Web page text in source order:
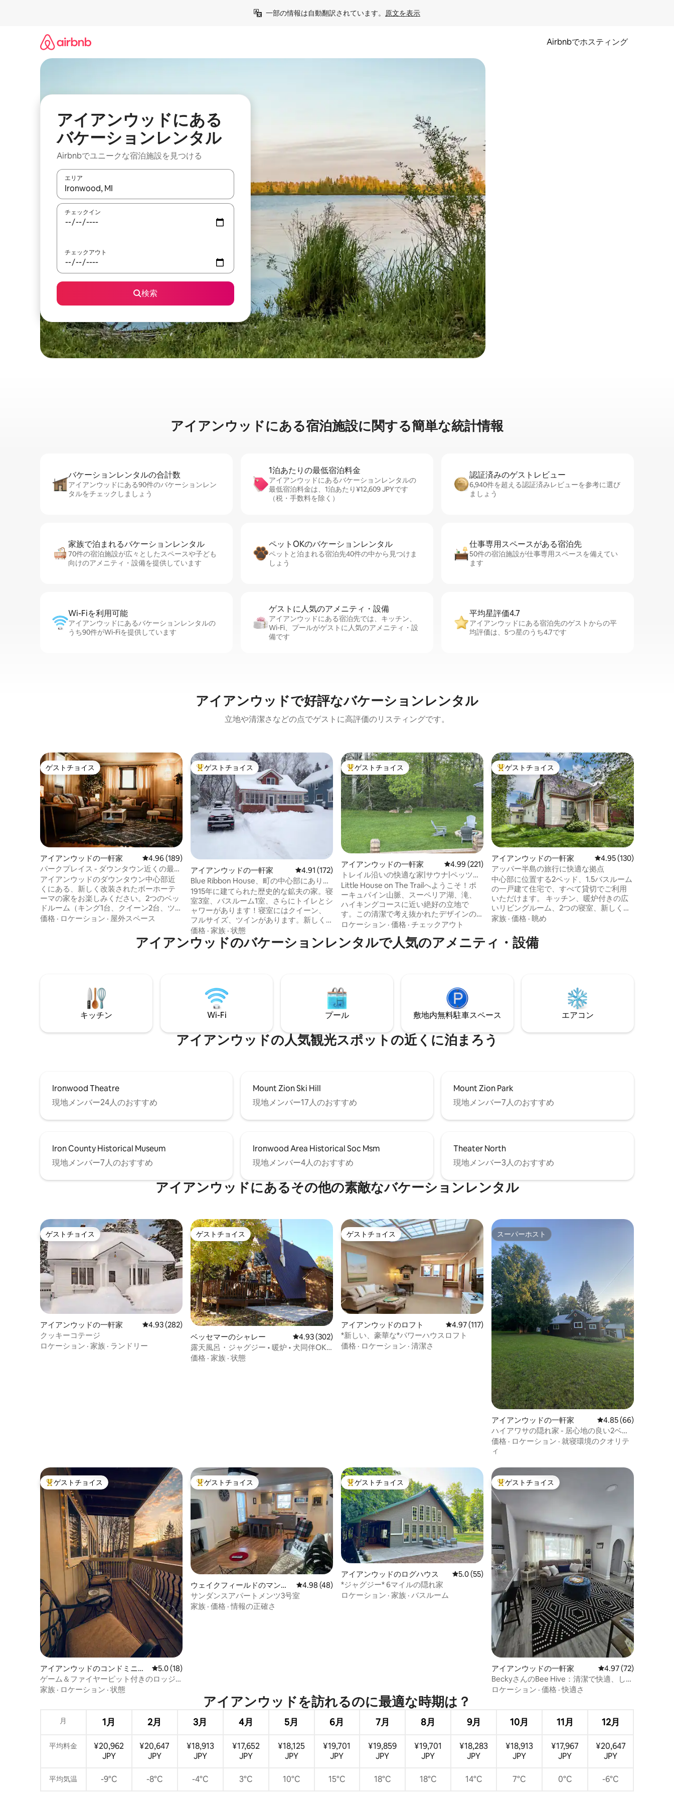
一部の情報は自動翻訳されています。 原文を表示
Airbnbでホスティング
アイアンウッドにある
バケーションレンタル
Airbnbでユニークな宿泊施設を見つける
エリア
検索結果が表示されたら、上下の矢印キーを使って移動するか、画面をタッチまたはスワイプして検索結果を確認することができます。
チェックイン
チェックアウト
検索
アイアンウッドに⁠あ⁠る宿⁠泊⁠施⁠設⁠に関⁠す⁠る簡⁠単⁠な統⁠計⁠情⁠報
バケーションレ⁠ン⁠タ⁠ル⁠の合⁠計⁠数
アイアンウッドにある90件のバケーションレン
タルをチェックしましょう
1泊あたりの最⁠低⁠宿⁠泊⁠料⁠金
アイアンウッドにあるバケーションレンタルの
最低宿泊料金は、1泊あたり¥12,609 JPYです
（税・手数料を除く）
認証済みのゲ⁠ス⁠ト⁠レ⁠ビ⁠ュ⁠ー
6,940件を超える認証済みレビューを参考に選び
ましょう
家族で泊まれるバ⁠ケ⁠ー⁠シ⁠ョ⁠ンレ⁠ン⁠タ⁠ル
70件の宿泊施設が広々としたスペースや子ども
向けのアメニティ・設備を提供しています
ペットOKのバ⁠ケ⁠ー⁠シ⁠ョ⁠ンレ⁠ン⁠タ⁠ル
ペットと泊まれる宿泊先40件の中から見つけま
しょう
仕事専用ス⁠ペ⁠ー⁠スがあ⁠る宿⁠泊⁠先
50件の宿泊施設が仕事専用スペースを備えてい
ます
Wi-Fiを利⁠用⁠可⁠能
アイアンウッドにあるバケーションレンタルの
うち90件がWi-Fiを提供しています
ゲストに人⁠気⁠のア⁠メ⁠ニ⁠テ⁠ィ・設⁠備
アイアンウッドにある宿泊先では、キッチン、
Wi-Fi、プールがゲストに人気のアメニティ・設
備です
平均星評価4.7
アイアンウッドにある宿泊先のゲストからの平
均評価は、5つ星のうち4.7です
アイアンウッドで好評なバケーションレンタル
立地や清潔さなどの点でゲストに高評価のリスティングです。
ゲストチョイス
ゲストチョイス
アイアンウッドの一軒家 レビュー189件、5つ星中4.96つ星の平均評価
4.96 (189)
パークプレイス - ダウンタウン近くの最新
設備の宿泊先
アイアンウッドのダウンタウン中心部近
くにある、新しく改装されたボーホーテ
ーマの家をお楽しみください。2つのベッ
ドルーム（キング1台、クイーン2台、ツイ
ンベッド1台）と美しいバスタブ付きのバ
ビティの出発点として最適です。 どの方
向にもわずか数分のところに、ウォーキ
として、行儀の良い犬を2匹までお連れい
隣の家も予約しましょう（最大13名様）：
airbnb.com/h/greenhaveniwd
価格 · ロケーション · 屋外スペース
大好評のゲストチョイスです。
ゲストチョイス
アイアンウッドの一軒家 レビュー172件、5つ星中4.91つ星の平均評価
4.91 (172)
Blue Ribbon House、町の中心部にありま
す
1915年に建てられた歴史的な鉱夫の家。寝
室3室、バスルーム1室、さらにトイレとシ
ャワーがあります！寝室にはクイーン、
フルサイズ、ツインがあります。新しく
改装されたバスルーム。「自宅」から仕
事ができるデスクスペース、シャワー付
きの2人用電気加熱サウナ。卓球台、リラ
マウンテンバイクまで歩いて行けます。
地元のすべてのスキーや静かなスポーツ
に便利です。エアコンはありません。申
し訳ありませんが、ペットの同伴はお断
の開催はお断りします。
価格 · 家族 · 状態
大好評のゲストチョイスです。
ゲストチョイス
アイアンウッドの一軒家 レビュー221件、5つ星中4.99つ星の平均評価
4.99 (221)
トレイル沿いの快適な家|サウナ|ペッツィ
レイクストレイルフォールズ
Little House on The Trailへようこそ！ポ
ーキュパイン山脈、スーペリア湖、滝、
ハイキングコースに近い絶好の立地で
す。この清潔で考え抜かれたデザインの
宿泊施設は、ヴィンテージの魅力とモダ
完備でコーヒーバーも備えています。杉
のサウナでくつろいだり、焚き火台の周
休暇に最適です。⭐ ここが今まで泊まった
Airbnbの中で最高の宿泊先であると、ゲ
ストからいつもお褒めいただいていま
す。その理由をお確かめください！
ロケーション · 価格 · チェックアウト
大好評のゲストチョイスです。
ゲストチョイス
アイアンウッドの一軒家 レビュー130件、5つ
4.95 (130)
アッパー半島の旅行に快適な拠点
中心部に位置する2ベッド、1.5バスルーム
の一戸建て住宅で、すべて貸切でご利用
いただけます。 キッチン、暖炉付きの広
いリビングルーム、2つの寝室、新しく改
装されたフルバスルームを備えた素晴ら
ームがあります。 魅力的なアイアンウッ
ドのダウンタウン、アイアンベルトレイ
らしい場所すべてにすばやくアクセスで
でリラックスして元気を取り戻しましょ
家族 · 価格 · 眺め
アイアンウッドのバケーションレンタルで人気のアメニティ・設備
キッチン Wi-Fi プール 敷地内無料駐⁠車ス⁠ペ⁠ー⁠ス エアコン
アイアンウッドの人気観光スポットの近くに泊まろう
Ironwood Theatre
現地メンバー24人のおすすめ
Mount Zion Ski Hill
現地メンバー17人のおすすめ
Mount Zion Park
現地メンバー7人のおすすめ
Iron County Historical Museum
現地メンバー7人のおすすめ
Ironwood Area Historical Soc Msm
現地メンバー4人のおすすめ
Theater North
現地メンバー3人のおすすめ
アイアンウッドにあるその他の素敵なバケーションレンタル
ゲストチョイス
ゲストチョイス
アイアンウッドの一軒家 レビュー282件、5つ星中4.93つ星の平均評価
4.93 (282)
クッキーコテージ
ロケーション · 家族 · ランドリー
ゲストチョイス
ゲストチョイス
ベッセマーのシャレー レビュー302件、5つ星中4.93つ星の平均評価
4.93 (302)
露天風呂・ジャグジー • 暖炉 • 犬同伴OK •
ビッグパウダーホーン
価格 · 家族 · 状態
ゲストチョイス
ゲストチョイス
アイアンウッドのロフト レビュー117件、5つ星中4.97つ星の平均評価
4.97 (117)
*新しい、豪華な*パワーハウスロフト
価格 · ロケーション · 清潔さ
スーパーホスト
スーパーホスト
アイアンウッドの一軒家 レビュー66件、5つ星
4.85 (66)
ハイアワサの隠れ家 - 居心地の良い2ベッ
ドルームの宿泊先、トレイルの近く
価格 · ロケーション · 就寝環境のクオリテ
ィ
大好評のゲストチョイスです。
ゲストチョイス
アイアンウッドのコンドミニア
ム
レビュー18件、5つ星中5.0つ星の平均評価
5.0 (18)
ゲーム＆ファイヤーピット付きのロッジ
宿泊先：Schnickelfritz #2
家族 · ロケーション · 状態
大好評のゲストチョイスです。
ゲストチョイス
ウェイクフィールドのマンシ
ョン・アパート
レビュー48件、5つ星中4.98つ星の平均評価
4.98 (48)
サンダンスアパートメンツ3号室
家族 · 価格 ·情報の正確さ
大好評のゲストチョイスです。
ゲストチョイス
アイアンウッドのログハウス レビュー55件、5つ星中5.0つ星の平均評価
5.0 (55)
*ジャグジー* 6マイルの隠れ家
ロケーション · 家族 · バスルーム
大好評のゲストチョイスです。
ゲストチョイス
アイアンウッドの一軒家 レビュー72件、5つ
4.97 (72)
BeckyさんのBee Hive：清潔で快適、しか
も手頃な料金です！
ロケーション · 価格 ·快適さ
アイアンウッドを訪⁠れ⁠るの⁠に最⁠適⁠な時⁠期⁠は⁠？
月 1月 2月 3月 4月 5月 6月 7月 8月 9月 10月 11月 12月
平均料金
¥20,962
JPY
¥20,647
JPY
¥18,913
JPY
¥17,652
JPY
¥18,125
JPY
¥19,701
JPY
¥19,859
JPY
¥19,701
JPY
¥18,283
JPY
¥18,913
JPY
¥17,967
JPY
¥20,647
JPY
平均気温 -9°C -8°C -4°C 3°C 10°C 15°C 18°C 18°C 14°C 7°C 0°C -6°C